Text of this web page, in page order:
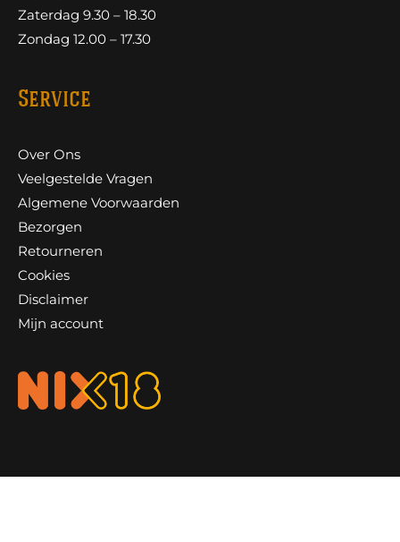
Zaterdag 9.30 – 18.30
Zondag 12.00 – 17.30
Service
Over Ons
Veelgestelde Vragen
Algemene Voorwaarden
Bezorgen
Retourneren
Cookies
Disclaimer
Mijn account